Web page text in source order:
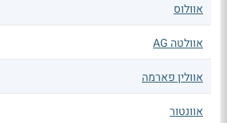
אוולוס
אוולטה AG
אוולין פארמה
אוונטור